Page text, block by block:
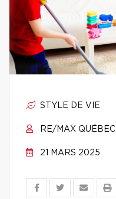
STYLE DE VIE
RE/MAX QUÉBEC
21 MARS 2025